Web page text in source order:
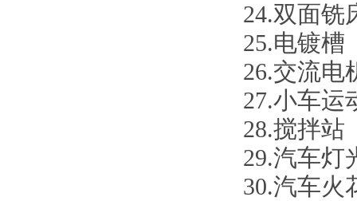
24.双面铣
25.电镀槽
26.交流电
27.小车运
28.搅拌站
29.汽车灯
30.汽车火